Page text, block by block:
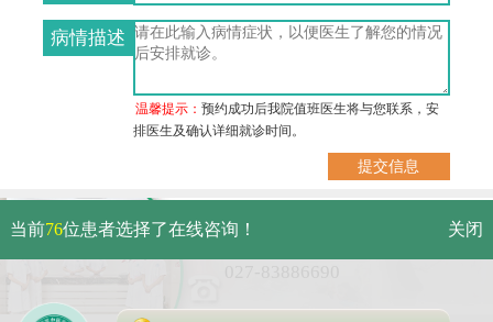
病情描述
温馨提示：预约成功后我院值班医生将与您联系，安
排医生及确认详细就诊时间。
武汉市硚口区解放大道479号
当前76位患者选择了在线咨询！ 关闭